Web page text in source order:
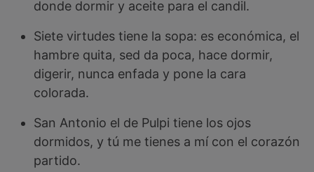
donde dormir y aceite para el candil.
Siete virtudes tiene la sopa: es económica, el
hambre quita, sed da poca, hace dormir,
digerir, nunca enfada y pone la cara
colorada.
San Antonio el de Pulpi tiene los ojos
dormidos, y tú me tienes a mí con el corazón
partido.